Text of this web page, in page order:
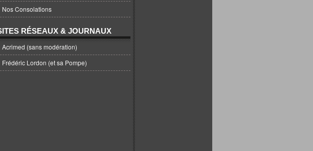
Nos Consolations
RÉSEAUX & JOURNAUX
Acrimed (sans modération)
Frédéric Lordon (et sa Pompe)